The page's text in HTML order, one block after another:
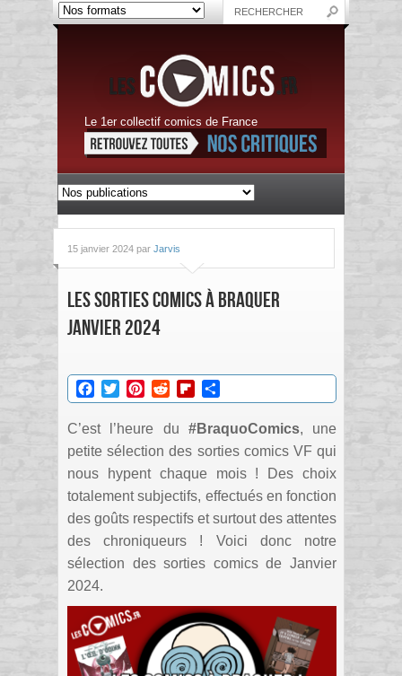
Le 1er collectif comics de France
15 janvier 2024 par Jarvis
Les sorties Comics à braquer
Janvier 2024
Facebook
TwitterPinterestRedditFlipboard
C’est l’heure du #BraquoComics, une
petite sélection des sorties comics VF qui
nous hypent chaque mois ! Des choix
totalement subjectifs, effectués en fonction
des goûts respectifs et surtout des attentes
des chroniqueurs ! Voici donc notre
sélection des sorties comics de Janvier
2024.